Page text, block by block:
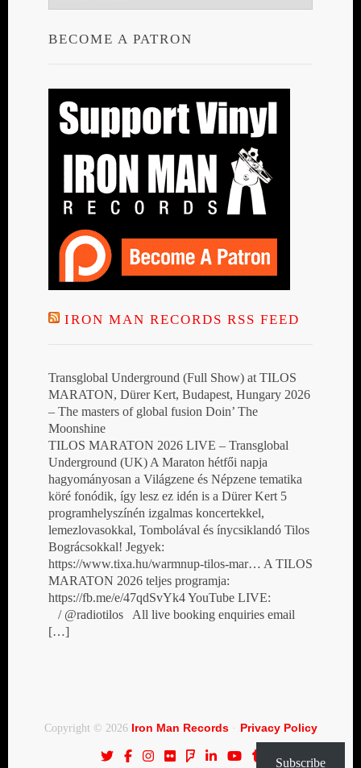
BECOME A PATRON
IRON MAN RECORDS RSS FEED
Transglobal Underground (Full Show) at TILOS
MARATON, Dürer Kert, Budapest, Hungary 2026
– The masters of global fusion Doin’ The
Moonshine
TILOS MARATON 2026 LIVE – Transglobal
Underground (UK) A Maraton hétfői napja
hagyományosan a Világzene és Népzene tematika
köré fonódik, így lesz ez idén is a Dürer Kert 5
programhelyszínén izgalmas koncertekkel,
lemezlovasokkal, Tombolával és ínycsiklandó Tilos
Bográcsokkal! Jegyek:
https://www.tixa.hu/warmnup-tilos-mar… A TILOS
MARATON 2026 teljes programja:
https://fb.me/e/47qdSvYk4 YouTube LIVE:
/ @radiotilos All live booking enquiries email
[…]
Copyright © 2026 Iron Man Records· Privacy Policy
Subscribe